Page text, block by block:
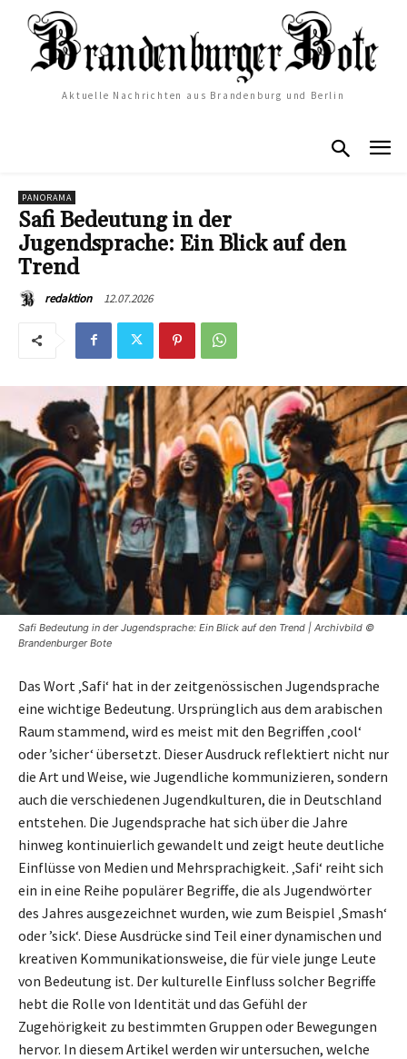
Aktuelle Nachrichten aus Brandenburg und Berlin
PANORAMA
Safi Bedeutung in der
Jugendsprache: Ein Blick auf den
Trend
redaktion 12.07.2026
Safi Bedeutung in der Jugendsprache: Ein Blick auf den Trend | Archivbild ©
Brandenburger Bote
Das Wort ‚Safi‘ hat in der zeitgenössischen Jugendsprache
eine wichtige Bedeutung. Ursprünglich aus dem arabischen
Raum stammend, wird es meist mit den Begriffen ‚cool‘
oder ’sicher‘ übersetzt. Dieser Ausdruck reflektiert nicht nur
die Art und Weise, wie Jugendliche kommunizieren, sondern
auch die verschiedenen Jugendkulturen, die in Deutschland
entstehen. Die Jugendsprache hat sich über die Jahre
hinweg kontinuierlich gewandelt und zeigt heute deutliche
Einflüsse von Medien und Mehrsprachigkeit. ‚Safi‘ reiht sich
ein in eine Reihe populärer Begriffe, die als Jugendwörter
des Jahres ausgezeichnet wurden, wie zum Beispiel ‚Smash‘
oder ’sick‘. Diese Ausdrücke sind Teil einer dynamischen und
kreativen Kommunikationsweise, die für viele junge Leute
von Bedeutung ist. Der kulturelle Einfluss solcher Begriffe
hebt die Rolle von Identität und das Gefühl der
Zugehörigkeit zu bestimmten Gruppen oder Bewegungen
hervor. In diesem Artikel werden wir untersuchen, welche